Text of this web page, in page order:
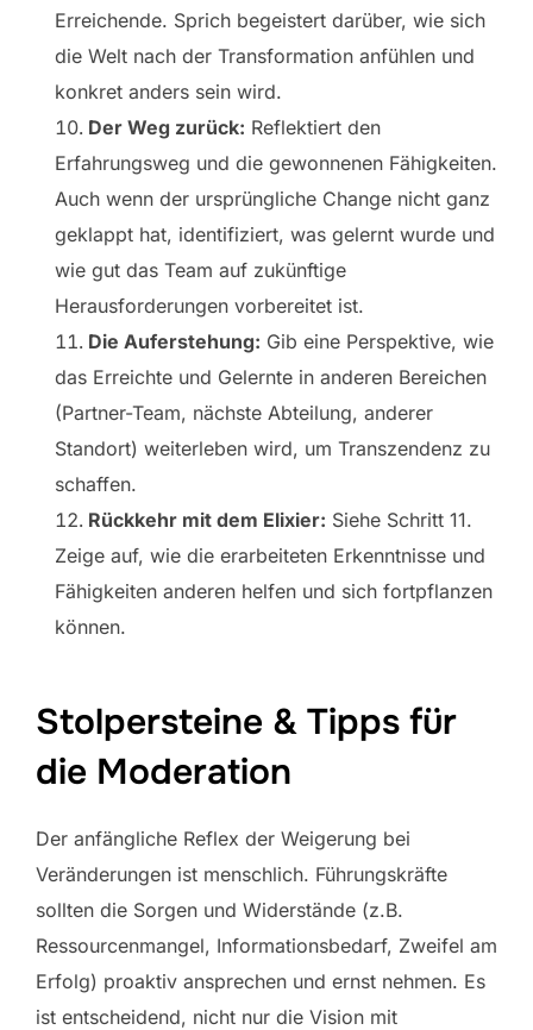
Erreichende. Sprich begeistert darüber, wie sich
die Welt nach der Transformation anfühlen und
konkret anders sein wird.
Der Weg zurück: Reflektiert den
Erfahrungsweg und die gewonnenen Fähigkeiten.
Auch wenn der ursprüngliche Change nicht ganz
geklappt hat, identifiziert, was gelernt wurde und
wie gut das Team auf zukünftige
Herausforderungen vorbereitet ist.
Die Auferstehung: Gib eine Perspektive, wie
das Erreichte und Gelernte in anderen Bereichen
(Partner-Team, nächste Abteilung, anderer
Standort) weiterleben wird, um Transzendenz zu
schaffen.
Rückkehr mit dem Elixier: Siehe Schritt 11.
Zeige auf, wie die erarbeiteten Erkenntnisse und
Fähigkeiten anderen helfen und sich fortpflanzen
können.
Stolpersteine & Tipps für
die Moderation
Der anfängliche Reflex der Weigerung bei
Veränderungen ist menschlich. Führungskräfte
sollten die Sorgen und Widerstände (z.B.
Ressourcenmangel, Informationsbedarf, Zweifel am
Erfolg) proaktiv ansprechen und ernst nehmen. Es
ist entscheidend, nicht nur die Vision mit